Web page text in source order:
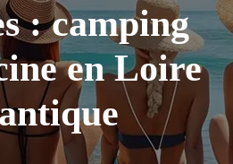
: camping
en Loire